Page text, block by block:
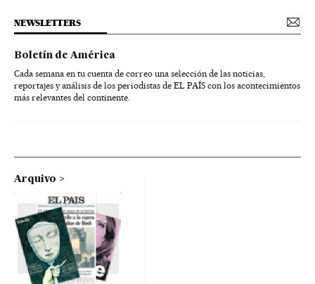
NEWSLETTERS
Boletín de América
Cada semana en tu cuenta de correo una selección de las noticias,
reportajes y análisis de los periodistas de EL PAÍS con los acontecimientos
más relevantes del continente.
Arquivo